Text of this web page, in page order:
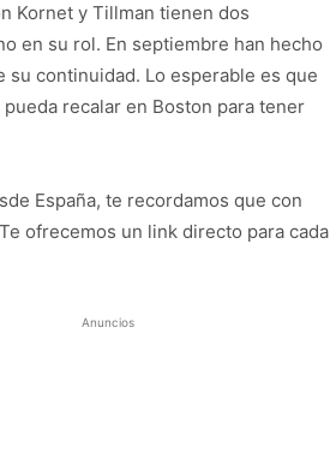
Kornet y Tillman tienen dos
en su rol. En septiembre han hecho
su continuidad. Lo esperable es que
recalar en Boston para tener
España, te recordamos que con
ofrecemos un link directo para cada
Anuncios